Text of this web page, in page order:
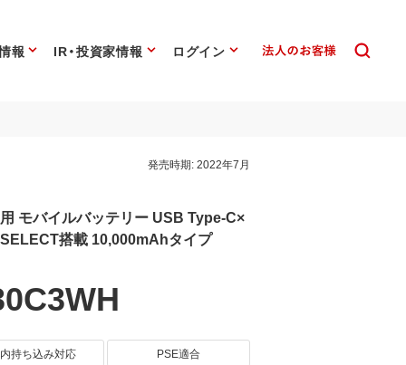
報 IR・投資家情報 ログイン
発売時期:2022年7月
モバイルバッテリー USB Type-C×
搭載 10,000mAhタイプ
持ち込み対応 PSE適合